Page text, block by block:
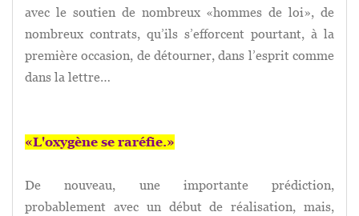
avec le soutien de nombreux «hommes de loi», de
nombreux contrats, qu’ils s’efforcent pourtant, à la
première occasion, de détourner, dans l’esprit comme
dans la lettre…
«L'oxygène se raréfie.»
De nouveau, une importante prédiction,
probablement avec un début de réalisation, mais,